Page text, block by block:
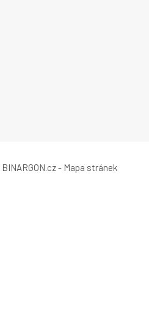
BINARGON.cz- Mapa stránek